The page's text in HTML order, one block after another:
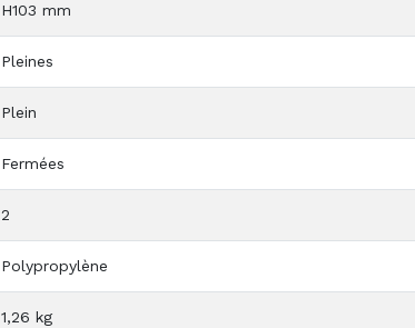
H103 mm
Pleines
Plein
Fermées
2
Polypropylène
1,26 kg